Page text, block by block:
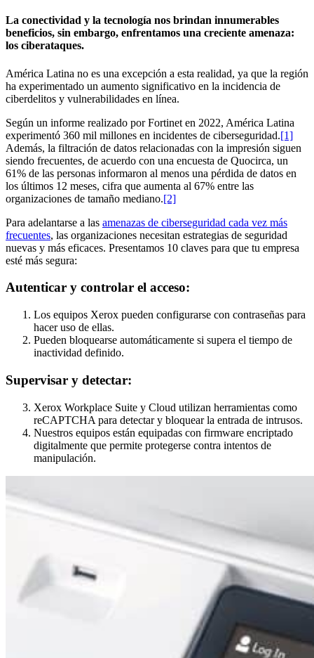
La conectividad y la tecnología nos brindan innumerables
beneficios, sin embargo, enfrentamos una creciente amenaza:
los ciberataques.
América Latina no es una excepción a esta realidad, ya que la región
ha experimentado un aumento significativo en la incidencia de
ciberdelitos y vulnerabilidades en línea.
Según un informe realizado por Fortinet en 2022, América Latina
experimentó 360 mil millones en incidentes de ciberseguridad.[1]
Además, la filtración de datos relacionadas con la impresión siguen
siendo frecuentes, de acuerdo con una encuesta de Quocirca, un
61% de las personas informaron al menos una pérdida de datos en
los últimos 12 meses, cifra que aumenta al 67% entre las
organizaciones de tamaño mediano.[2]
Para adelantarse a las amenazas de ciberseguridad cada vez más
frecuentes, las organizaciones necesitan estrategias de seguridad
nuevas y más eficaces. Presentamos 10 claves para que tu empresa
esté más segura:
Autenticar y controlar el acceso:
Los equipos Xerox pueden configurarse con contraseñas para
hacer uso de ellas.
Pueden bloquearse automáticamente si supera el tiempo de
inactividad definido.
Supervisar y detectar:
Xerox Workplace Suite y Cloud utilizan herramientas como
reCAPTCHA para detectar y bloquear la entrada de intrusos.
Nuestros equipos están equipadas con firmware encriptado
digitalmente que permite protegerse contra intentos de
manipulación.